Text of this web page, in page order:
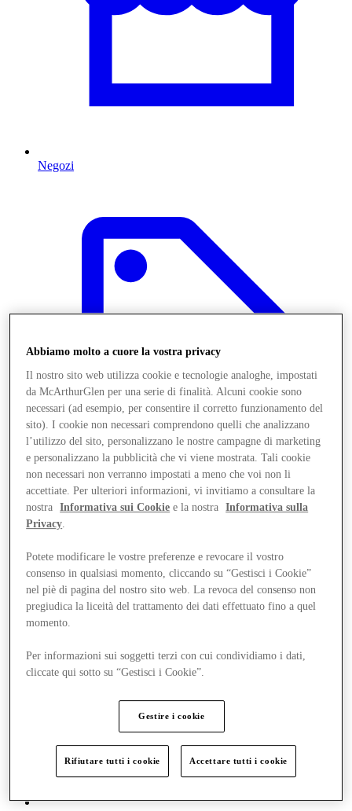
Negozi
Offerte
Abbiamo molto a cuore la vostra privacy
Il nostro sito web utilizza cookie e tecnologie analoghe, impostati
da McArthurGlen per una serie di finalità. Alcuni cookie sono
necessari (ad esempio, per consentire il corretto funzionamento del
sito). I cookie non necessari comprendono quelli che analizzano
l’utilizzo del sito, personalizzano le nostre campagne di marketing
e personalizzano la pubblicità che vi viene mostrata. Tali cookie
non necessari non verranno impostati a meno che voi non li
accettiate. Per ulteriori informazioni, vi invitiamo a consultare la
nostra
Informativa sui Cookie e la nostra
Informativa sulla
Privacy.
Potete modificare le vostre preferenze e revocare il vostro
consenso in qualsiasi momento, cliccando su “Gestisci i Cookie”
nel piè di pagina del nostro sito web. La revoca del consenso non
pregiudica la liceità del trattamento dei dati effettuato fino a quel
momento.
Per informazioni sui soggetti terzi con cui condividiamo i dati,
cliccate qui sotto su “Gestisci i Cookie”.
Gestire i cookie
Rifiutare tutti i cookie Accettare tutti i cookie